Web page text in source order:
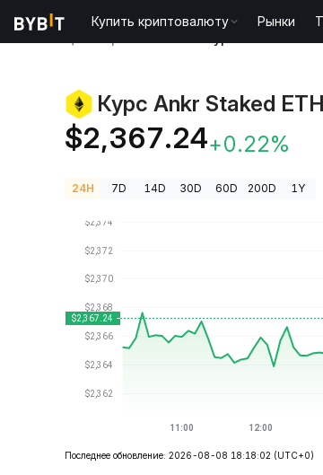
Купить криптовалюту Рынки
Курс Ankr Staked ETH
$2,367.24+0.22%
24H 7D 14D 30D 60D 200D 1Y
Последнее обновление: 2026-08-08 18:18:02 (UTC+0)